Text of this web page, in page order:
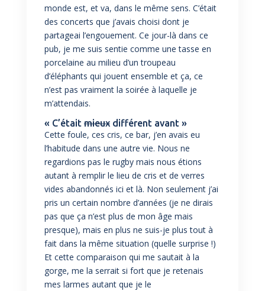
monde est, et va, dans le même sens. C’était
des concerts que j’avais choisi dont je
partageai l’engouement. Ce jour-là dans ce
pub, je me suis sentie comme une tasse en
porcelaine au milieu d’un troupeau
d’éléphants qui jouent ensemble et ça, ce
n’est pas vraiment la soirée à laquelle je
m’attendais.
« C’étaitmieuxdifférent avant »
Cette foule, ces cris, ce bar, j’en avais eu
l’habitude dans une autre vie. Nous ne
regardions pas le rugby mais nous étions
autant à remplir le lieu de cris et de verres
vides abandonnés ici et là. Non seulement j’ai
pris un certain nombre d’années (je ne dirais
pas que ça n’est plus de mon âge mais
presque), mais en plus ne suis-je plus tout à
fait dans la même situation (quelle surprise !)
Et cette comparaison qui me sautait à la
gorge, me la serrait si fort que je retenais
mes larmes autant que je le